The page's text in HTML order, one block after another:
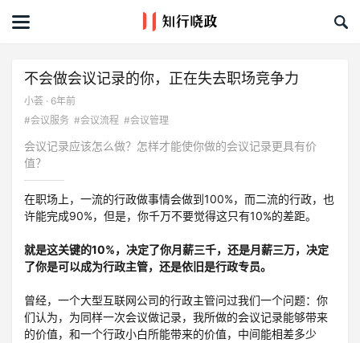
首页
课程&活动
资料库
服务商
不会做会议记录的你，正在失去职场竞争力
小荟 · 6年前
#会议服务 #会议流程 #会议管理
会议记录应该怎么做？怎样才能使你做的会议记录更具有价
值？
在职场上，一流的行政做事情会做到100%，而二流的行政，也
许能完成90%，但是，你千万不要觉得这只有10%的差距。
就是这关键的10%，决定了你月薪三千，还是月薪三万，决定
了你是可以成为行政主管，还是依旧是行政专员。
曾经，一个大型互联网公司的行政主管问过我们一个问题：你
们认为，为同样一次会议做记录，我所做的会议记录能够带来
的价值，和一个行政小白所能带来的价值，中间能相差多少